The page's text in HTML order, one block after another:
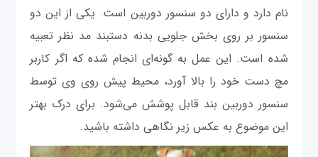
نام دارد و دارای دو سنسور دوربین است. یکی از این دو
سنسور بر روی بخش جلویی بدنه دستبند مد نظر تعبیه
شده است. این عمل به گونه‌ای انجام شده که اگر کاربر
مچ دست خود را بالا آورد، محیط پیش روی وی توسط
سنسور دوربین بند قابل پوشش می‌شود. برای درک بهتر
این موضوع به عکس زیر نگاهی داشته باشید.